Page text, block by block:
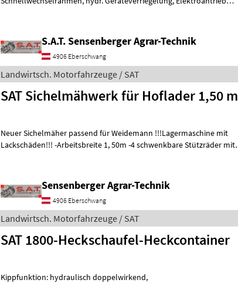
S.A.T. Sensenberger Agrar-Technik
4906 Eberschwang
Landwirtsch. Motorfahrzeuge / SAT
SAT Sichelmähwerk für Hoflader 1,50 m
Neuer Sichelmäher passend für Weidemann !!!Lagermaschine mit
Lackschäden!!! -Arbeitsbreite 1, 50m -4 schwenkbare Stützräder mit
Sensenberger Agrar-Technik
4906 Eberschwang
Landwirtsch. Motorfahrzeuge / SAT
SAT 1800-Heckschaufel-Heckcontainer
Kippfunktion: hydraulisch doppelwirkend,